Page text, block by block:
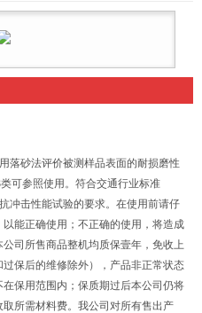
落砂法评价被测样品表面的耐损磨性
可参照使用。符合交通行业标准
冲击性能试验的要求。在使用前请仔
能正确使用；不正确的使用，将造成
司所售商品整机均质保壹年，免收上
保后的维修除外），产品非正常状态
保用范围内；保质期过后本公司仍将
所需材料费。我公司对所有售出产